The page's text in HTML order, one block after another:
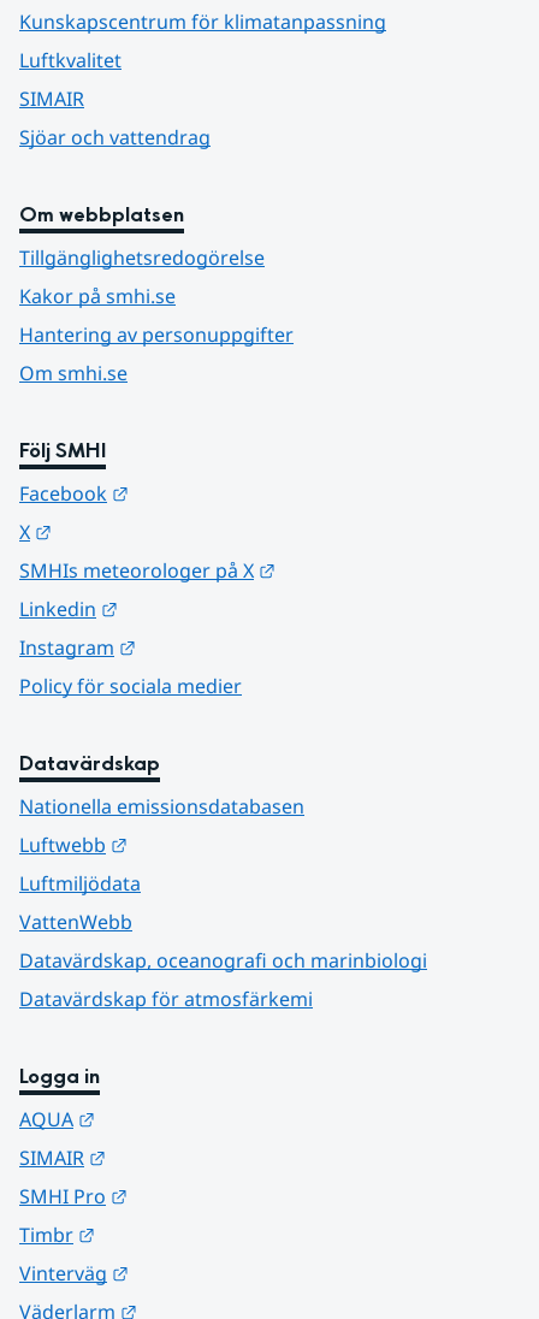
Kunskapscentrum för klimatanpassning
Luftkvalitet
SIMAIR
Sjöar och vattendrag
Om webbplatsen
Tillgänglighetsredogörelse
Kakor på smhi.se
Hantering av personuppgifter
Om smhi.se
Följ SMHI
Facebook
X
SMHIs meteorologer på X
Linkedin
Instagram
Policy för sociala medier
Datavärdskap
Nationella emissionsdatabasen
Luftwebb
Luftmiljödata
VattenWebb
Datavärdskap, oceanografi och marinbiologi
Datavärdskap för atmosfärkemi
Logga in
AQUA
SIMAIR
SMHI Pro
Timbr
Vinterväg
Väderlarm